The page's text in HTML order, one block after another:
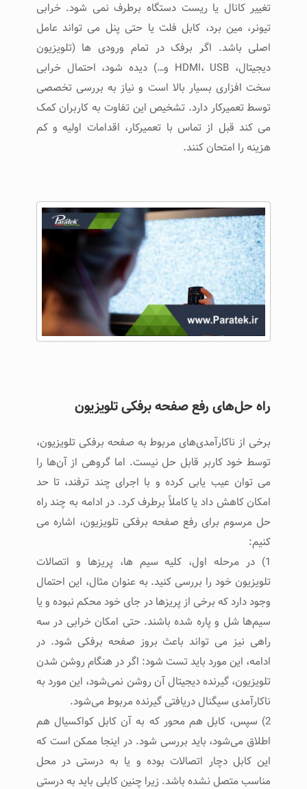
تغییر کانال یا ریست دستگاه برطرف نمی ‌شود. خرابی
تیونر، مین ‌برد، کابل فلت یا حتی پنل می ‌تواند عامل
اصلی باشد. اگر برفک در تمام ورودی ‌ها (تلویزیون
دیجیتال، HDMI، USB و…) دیده شود، احتمال خرابی
سخت ‌افزاری بسیار بالا است و نیاز به بررسی تخصصی
توسط تعمیرکار دارد. تشخیص این تفاوت به کاربران کمک
می ‌کند قبل از تماس با تعمیرکار، اقدامات اولیه و کم‌
هزینه را امتحان کنند.
راه حل‌های رفع صفحه برفکی تلویزیون
برخی از ناکارآمدی‌های مربوط به صفحه برفکی تلویزیون،
توسط خود کاربر قابل حل نیست. اما گروهی از آن‌ها را
می توان عیب یابی کرده و با اجرای چند ترفند، تا حد
امکان کاهش داد یا کاملاً برطرف کرد. در ادامه به چند راه
حل مرسوم برای رفع صفحه برفکی تلویزیون، اشاره می
کنیم:
1) در مرحله اول، کلیه سیم ها، پریزها و اتصالات
تلویزیون خود را بررسی کنید. به عنوان مثال، این احتمال
وجود دارد که برخی از پریزها در جای خود محکم نبوده و یا
سیم‌ها شل و پاره شده باشند. حتی امکان خرابی در سه
راهی نیز می تواند باعث بروز صفحه برفکی شود. در
ادامه، این مورد باید تست شود: اگر در هنگام روشن شدن
تلویزیون، گیرنده دیجیتال آن روشن نمی‌شود، این مورد به
ناکارآمدی سیگنال دریافتی گیرنده مربوط می‌شود.
2) سپس، کابل هم محور که به آن کابل کواکسیال هم
اطلاق می‌شود، باید بررسی شود. در اینجا ممکن است که
این کابل دچار اتصالات بوده و یا به درستی در محل
مناسب متصل نشده باشد. زیرا چنین کابلی باید به درستی